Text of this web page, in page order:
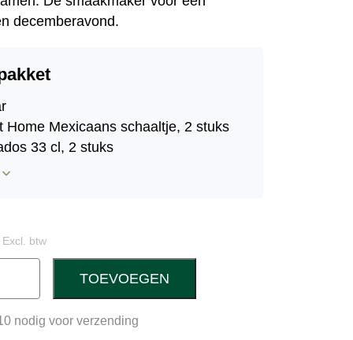
decemberavond.
Home Mexicaans schaaltje, 2 stuks
33 cl, 2 stuks
sparkling apple 250 ml
guacamole kruiden 15 gram
jalepaños slices 225 gram
borrel & pretzelmix 60 gram
Excl. btw
TOEVOEGEN
nodig voor verzending